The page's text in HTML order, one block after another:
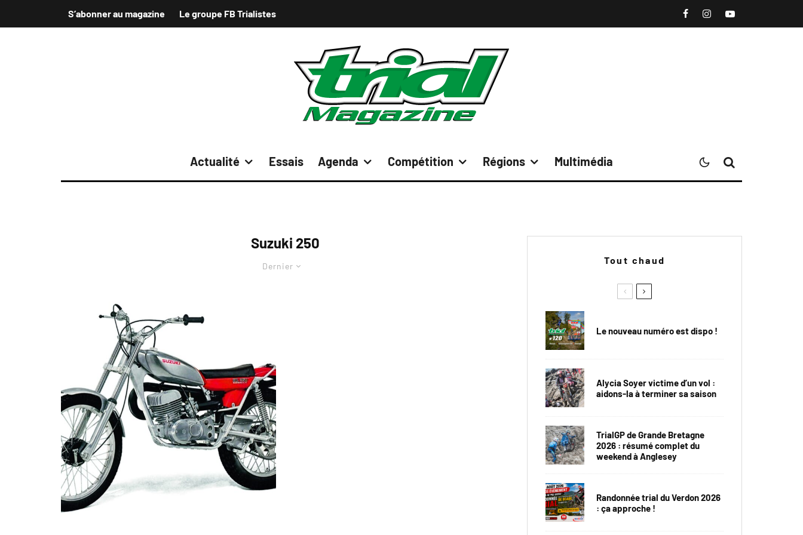
S’abonner au magazine Le groupe FB Trialistes
Actualité Essais Agenda Compétition Régions Multimédia
Suzuki 250
Dernier
Tout chaud
Le nouveau numéro est dispo !
Alycia Soyer victime d’un vol :
aidons-la à terminer sa saison
TrialGP de Grande Bretagne
2026 : résumé complet du
weekend à Anglesey
Randonnée trial du Verdon 2026
: ça approche !